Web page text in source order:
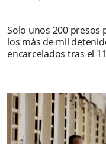
Solo unos 200 presos
los más de mil
encarcelados tras el